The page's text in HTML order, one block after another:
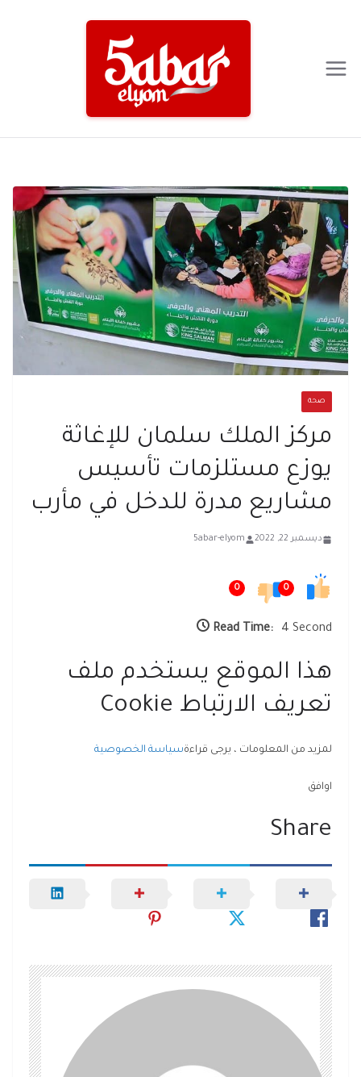
صحة
مركز الملك سلمان للإغاثة
يوزع مستلزمات تأسيس
مشاريع مدرة للدخل في مأرب
ديسمبر 22, 2022 5abar-elyom
0
0
Read Time: 4 Second
هذا الموقع يستخدم ملف
تعريف الارتباط Cookie
لمزيد من المعلومات ، يرجى قراءةسياسة الخصوصية
اوافق
Share